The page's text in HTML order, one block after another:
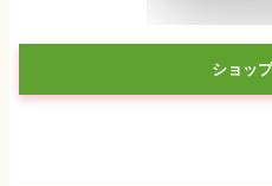
ショッ